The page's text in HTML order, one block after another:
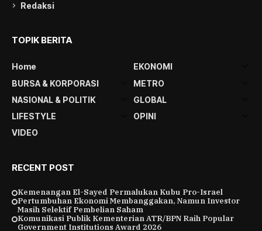
Redaksi
TOPIK BERITA
Home
EKONOMI
BURSA & KORPORASI
METRO
NASIONAL & POLITIK
GLOBAL
LIFESTYLE
OPINI
VIDEO
RECENT POST
Kemenangan El-Sayed Permalukan Kubu Pro-Israel
Pertumbuhan Ekonomi Membanggakan, Namun Investor
Masih Selektif Pembelian Saham
Komunikasi Publik Kementerian ATR/BPN Raih Popular
Government Institutions Award 2026